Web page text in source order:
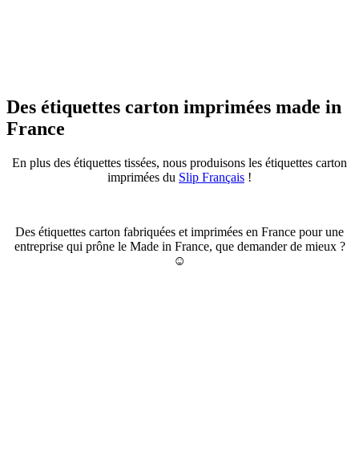
Des étiquettes carton imprimées made in
France
En plus des étiquettes tissées, nous produisons les étiquettes carton
imprimées du Slip Français !
Des étiquettes carton fabriquées et imprimées en France pour une
entreprise qui prône le Made in France, que demander de mieux ?
☺️